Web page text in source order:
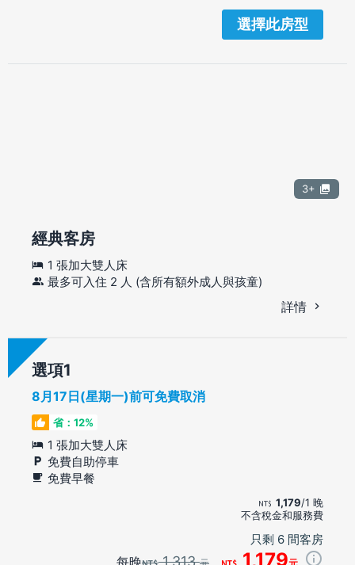
選擇此房型
3+
經典客房
1 張加大雙人床
最多可入住 2 人 (含所有額外成人與孩童)
詳情
選項
8月17日(星期一)前可免費取消
省：12%
1 張加大雙人床
免費自助停車
免費早餐
1,179/1 晚
不含稅金和服務費
只剩 6 間客房
每晚 1,313 1,179